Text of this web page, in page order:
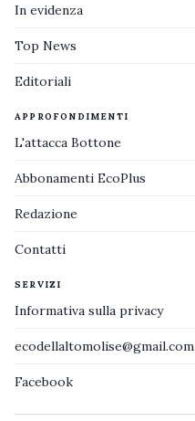
In evidenza
Top News
Editoriali
APPROFONDIMENTI
L'attacca Bottone
Abbonamenti EcoPlus
Redazione
Contatti
SERVIZI
Informativa sulla privacy
ecodellaltomolise@gmail.com
Facebook